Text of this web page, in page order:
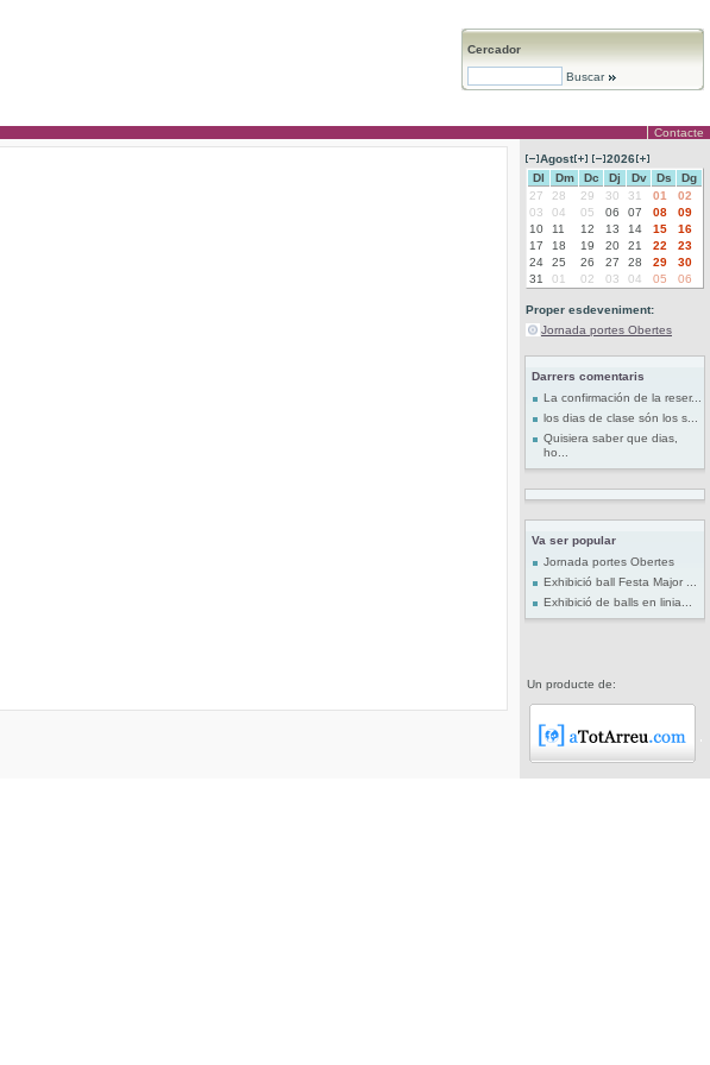
Cercador
Buscar
Contacte
Agost
2026
Dl
Dm Dc Dj Dv Ds
Dg
27
28 29 30 31 01
02
03
04 05 06 07 08
09
10
11 12 13 14 15
16
17
18 19 20 21 22
23
24
25 26 27 28 29
30
31
01 02 03 04 05 06
Proper esdeveniment:
Jornada portes Obertes
Darrers comentaris
La confirmación de la reser...
los dias de clase són los s...
Quisiera saber que dias,
ho...
Va ser popular
Jornada portes Obertes
Exhibició ball Festa Major ...
Exhibició de balls en linia...
Un producte de: